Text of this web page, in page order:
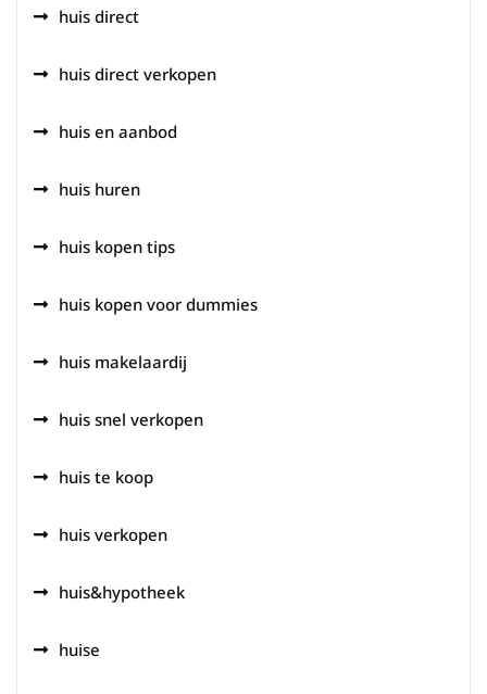
huis direct
huis direct verkopen
huis en aanbod
huis huren
huis kopen tips
huis kopen voor dummies
huis makelaardij
huis snel verkopen
huis te koop
huis verkopen
huis&hypotheek
huise